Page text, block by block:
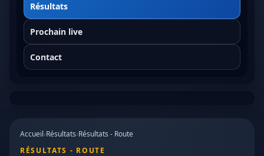
Résultats
Prochain live
Contact
Accueil›Résultats›Résultats - Route
RÉSULTATS - ROUTE